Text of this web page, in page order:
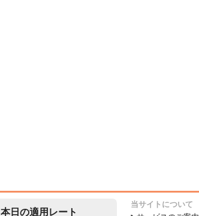
本日の適用レート
当サイトについて